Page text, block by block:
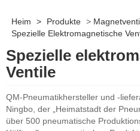
Heim > Produkte >
Spezielle Elektromagnetische
Spezielle
Ventile
QM-Pneumatikhersteller und -
Ningbo, der „Heimatstadt der
über 500 pneumatische